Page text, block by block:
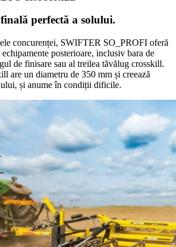
perfectă a solului.
concurenței, SWIFTER SO_PROFI oferă
posterioare, inclusiv bara de
de finisare sau al treilea tăvălug crosskill.
are un diametru de 350 mm și creează
și anume în condiții dificile.